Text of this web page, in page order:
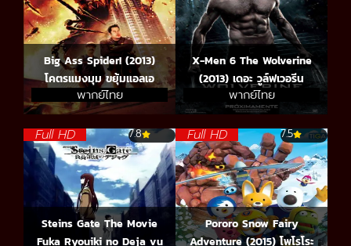
Big Ass Spider! (2013)
โคตรแมงมุม ขยุ้มแอลเอ
พากย์ไทย
X-Men 6 The Wolverine
(2013) เดอะ วูล์ฟเวอรีน
พากย์ไทย
Full HD 7.8
Steins Gate The Movie
Fuka Ryouiki no Deja vu
Full HD 7.5
Pororo Snow Fairy
Adventure (2015) โพโรโระ